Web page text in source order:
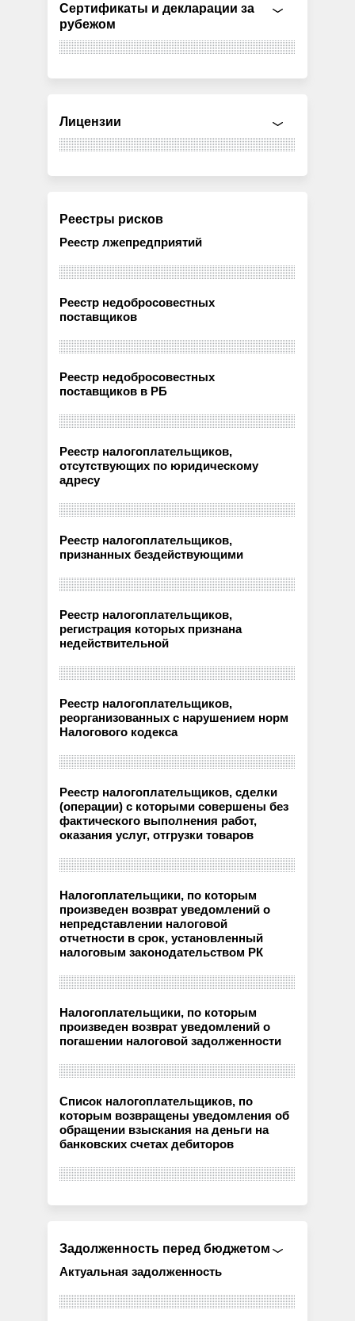
Сертификаты и декларации за
рубежом
Лицензии
Реестры рисков
Реестр лжепредприятий
Реестр недобросовестных
поставщиков
Реестр недобросовестных
поставщиков в РБ
Реестр налогоплательщиков,
отсутствующих по юридическому
адресу
Реестр налогоплательщиков,
признанных бездействующими
Реестр налогоплательщиков,
регистрация которых признана
недействительной
Реестр налогоплательщиков,
реорганизованных с нарушением норм
Налогового кодекса
Реестр налогоплательщиков, сделки
(операции) с которыми совершены без
фактического выполнения работ,
оказания услуг, отгрузки товаров
Налогоплательщики, по которым
произведен возврат уведомлений о
непредставлении налоговой
отчетности в срок, установленный
налоговым законодательством РК
Налогоплательщики, по которым
произведен возврат уведомлений о
погашении налоговой задолженности
Список налогоплательщиков, по
которым возвращены уведомления об
обращении взыскания на деньги на
банковских счетах дебиторов
Задолженность перед бюджетом
Актуальная задолженность